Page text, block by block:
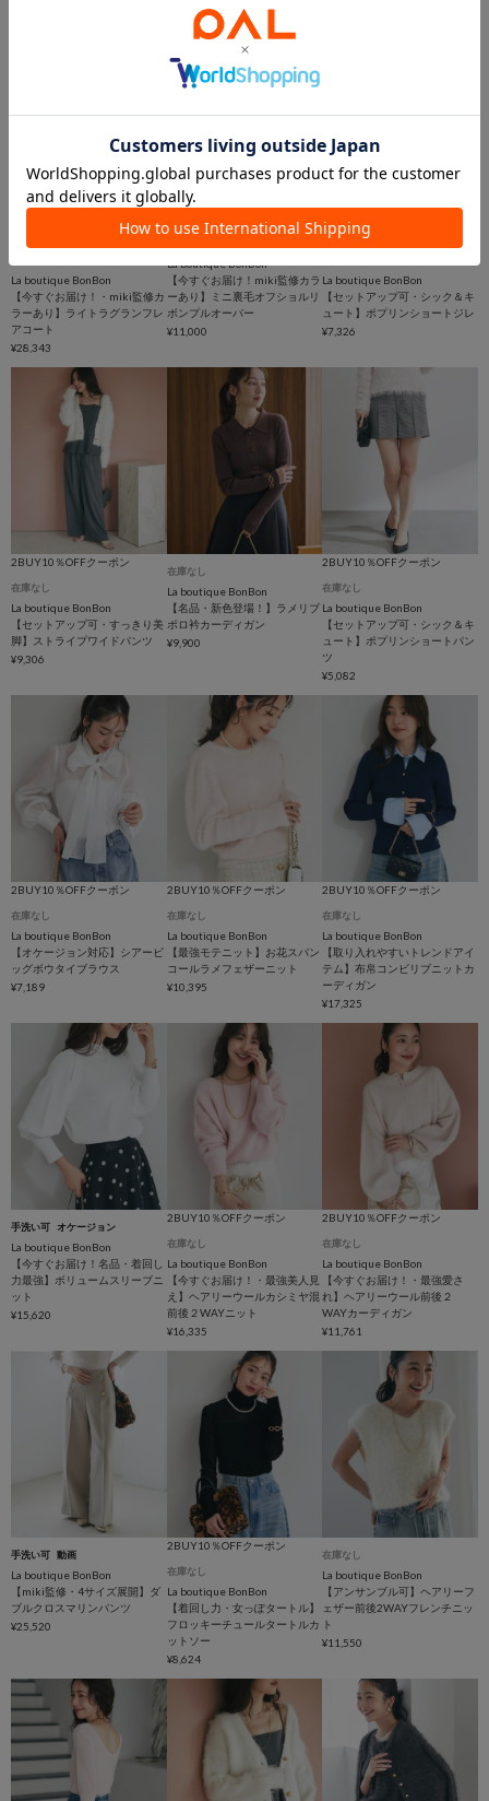
2BUY10％OFFクーポン
La boutique BonBon
【今すぐお届け！・miki監修カ
ラーあり】ライトラグランフレ
アコート
¥28,343
La boutique BonBon
【今すぐお届け！miki監修カラ
ーあり】ミニ裏毛オフショルリ
ボンプルオーバー
¥11,000
2BUY10％OFFクーポン
La boutique BonBon
【セットアップ可・シック＆キ
ュート】ポプリンショートジレ
¥7,326
2BUY10％OFFクーポン
在庫なし
La boutique BonBon
【セットアップ可・すっきり美
脚】ストライプワイドパンツ
¥9,306
在庫なし
La boutique BonBon
【名品・新色登場！】ラメリブ
ポロ衿カーディガン
¥9,900
2BUY10％OFFクーポン
在庫なし
La boutique BonBon
【セットアップ可・シック＆キ
ュート】ポプリンショートパン
ツ
¥5,082
2BUY10％OFFクーポン
在庫なし
La boutique BonBon
【オケージョン対応】シアービ
ッグボウタイブラウス
¥7,189
2BUY10％OFFクーポン
在庫なし
La boutique BonBon
【最強モテニット】お花スパン
コールラメフェザーニット
¥10,395
2BUY10％OFFクーポン
在庫なし
La boutique BonBon
【取り入れやすいトレンドアイ
テム】布帛コンビリブニットカ
ーディガン
¥17,325
手洗い可 オケージョン
La boutique BonBon
【今すぐお届け！名品・着回し
力最強】ボリュームスリーブニ
ット
¥15,620
2BUY10％OFFクーポン
在庫なし
La boutique BonBon
【今すぐお届け！・最強美人見
え】ヘアリーウールカシミヤ混
前後２WAYニット
¥16,335
2BUY10％OFFクーポン
在庫なし
La boutique BonBon
【今すぐお届け！・最強愛さ
れ】ヘアリーウール前後２
WAYカーディガン
¥11,761
手洗い可 動画
La boutique BonBon
【miki監修・4サイズ展開】ダ
ブルクロスマリンパンツ
¥25,520
2BUY10％OFFクーポン
在庫なし
La boutique BonBon
【着回し力・女っぽタートル】
フロッキーチュールタートルカ
ットソー
¥8,624
在庫なし
La boutique BonBon
【アンサンブル可】ヘアリーフ
ェザー前後2WAYフレンチニッ
ト
¥11,550